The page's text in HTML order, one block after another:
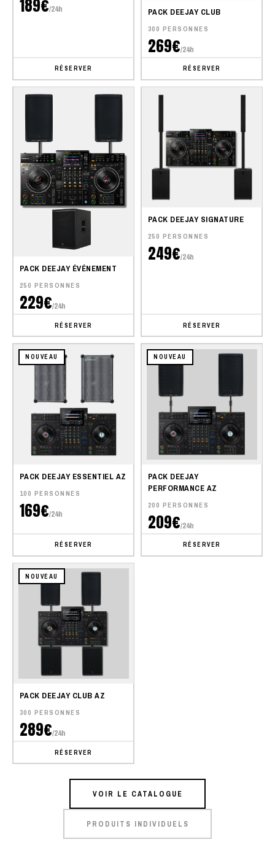
189€/24h
RÉSERVER
PACK DEEJAY CLUB
300 PERSONNES
269€/24h
RÉSERVER
PACK DEEJAY ÉVÉNEMENT
250 PERSONNES
229€/24h
RÉSERVER
PACK DEEJAY SIGNATURE
250 PERSONNES
249€/24h
RÉSERVER
NOUVEAU
PACK DEEJAY ESSENTIEL AZ
100 PERSONNES
169€/24h
RÉSERVER
NOUVEAU
PACK DEEJAY
PERFORMANCE AZ
200 PERSONNES
209€/24h
RÉSERVER
NOUVEAU
PACK DEEJAY CLUB AZ
300 PERSONNES
289€/24h
RÉSERVER
VOIR LE CATALOGUE
PRODUITS INDIVIDUELS